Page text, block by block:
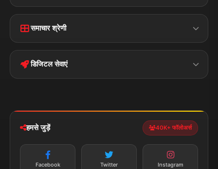
Disclaimer
Terms &
Privacy Policy
समाचार श्रेणी
पॉलिटिकल झारखण्ड
डिजिटल सेवाएं
न्यूज़ अलर्ट
तत्काल अपडेट
हमसे जुड़ें 40K+ फॉलोअर्स
Facebook Twitter Instagram